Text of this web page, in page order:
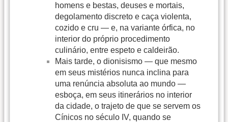
homens e bestas, deuses e mortais,
degolamento discreto e caça violenta,
cozido e cru — e, na variante órfica, no
interior do próprio procedimento
culinário, entre espeto e caldeirão.
Mais tarde, o dionisismo — que mesmo
em seus mistérios nunca inclina para
uma renúncia absoluta ao mundo —
esboça, em seus itinerários no interior
da cidade, o trajeto de que se servem os
Cínicos no século IV, quando se